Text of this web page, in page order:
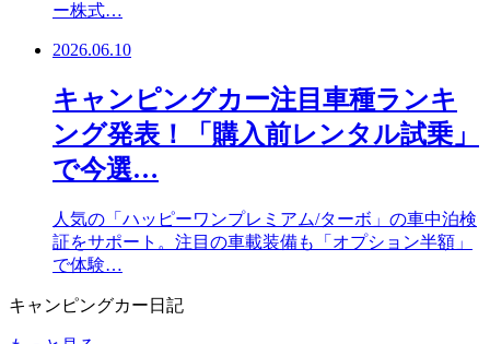
ー株式…
2026.06.10
キャンピングカー注目車種ランキ
ング発表！「購入前レンタル試乗」
で今選…
人気の「ハッピーワンプレミアム/ターボ」の車中泊検
証をサポート。注目の車載装備も「オプション半額」
で体験…
キャンピングカー日記